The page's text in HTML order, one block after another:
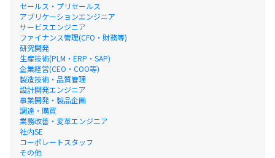
セールス・プリセールス
アプリケーションエンジニア
サービスエンジニア
ファイナンス管理(CFO・財務等)
研究開発
生産技術(PLM・ERP・SAP)
企業経営(CEO・COO等)
製造技術・品質管理
設計開発エンジニア
事業開発・製品企画
調達・購買
業務改善・変革エンジニア
社内SE
コーポレートスタッフ
その他